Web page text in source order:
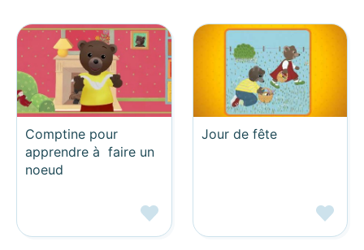
Comptine pour
apprendre à faire un
noeud
Jour de fête